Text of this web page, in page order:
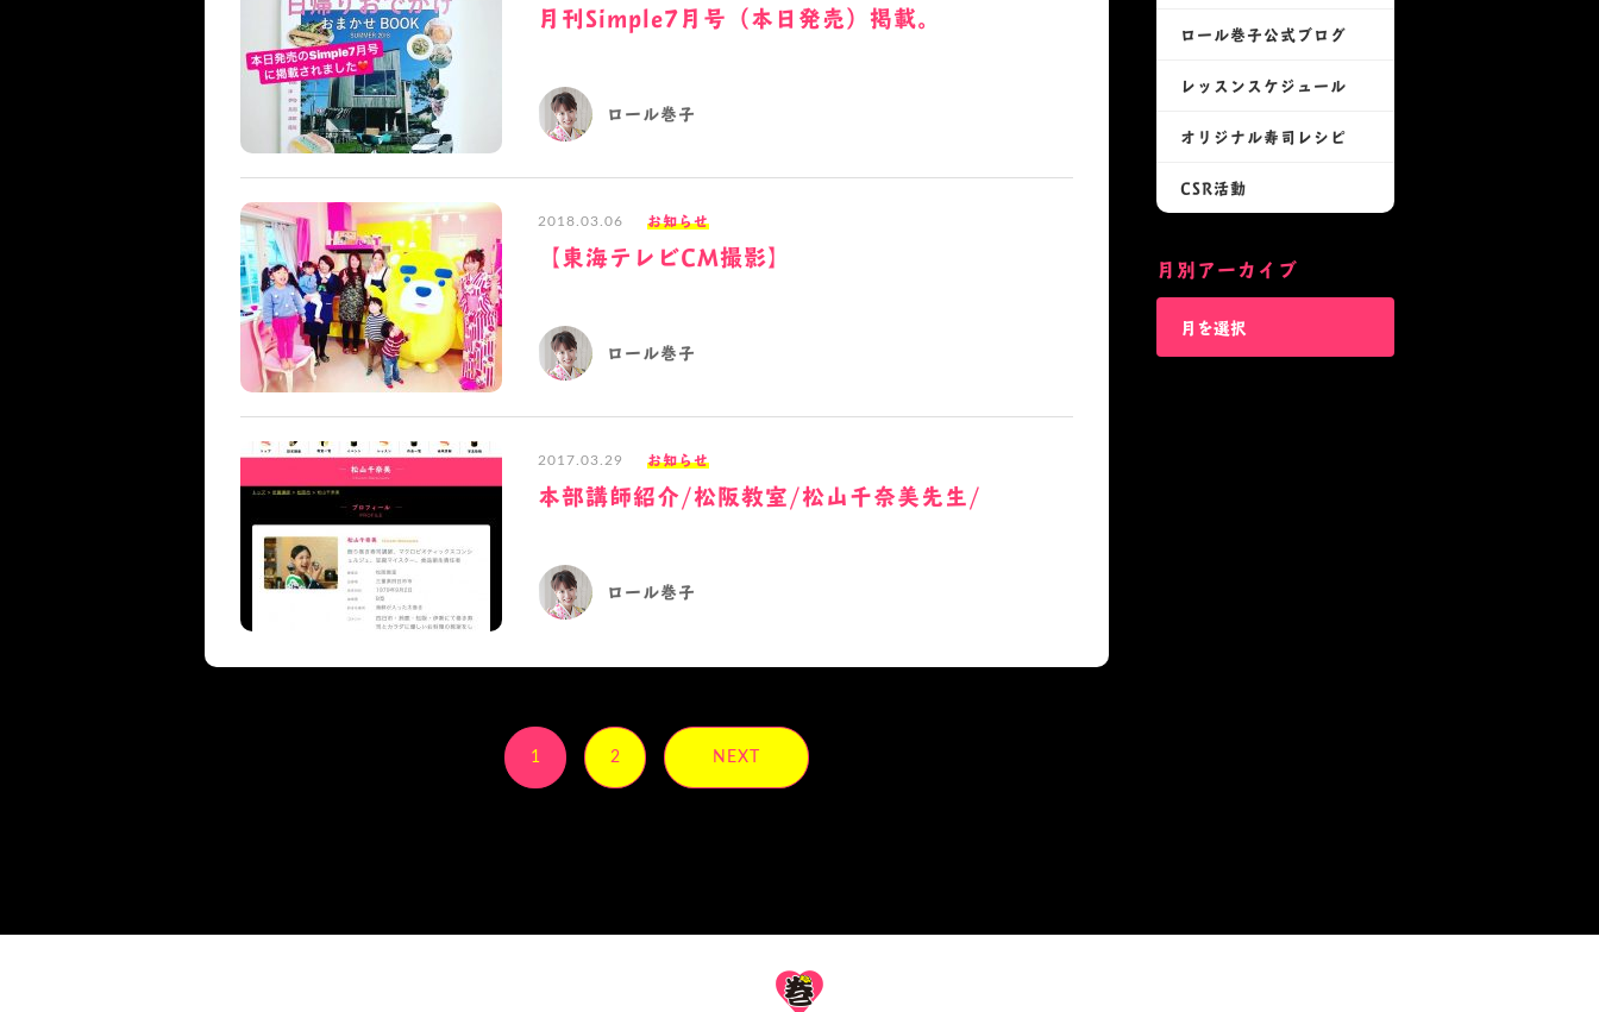
月刊Simple7月号（本日発売）掲載。
ロール巻子
2018.03.06 お知らせ
【東海テレビCM撮影】
ロール巻子
2017.03.29 お知らせ
本部講師紹介/松阪教室/松山千奈美先生/
ロール巻子
1 2 NEXT
ロール巻子公式ブログ
レッスンスケジュール
オリジナル寿司レシピ
CSR活動
月別アーカイブ